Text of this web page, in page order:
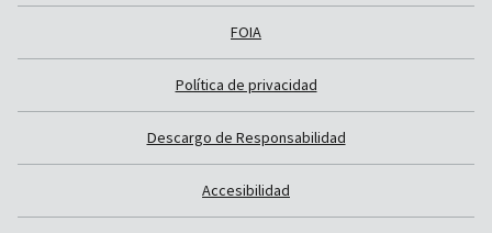
FOIA
Política de privacidad
Descargo de Responsabilidad
Accesibilidad